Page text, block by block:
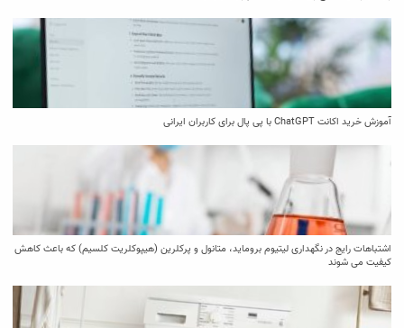
آموزش خرید اکانت ChatGPT با پی پال برای کاربران ایرانی
اشتباهات رایج در نگهداری لیتیوم بروماید، متانول و پرکلرین (هیپوکلریت کلسیم) که باعث کاهش
کیفیت می‌ شوند